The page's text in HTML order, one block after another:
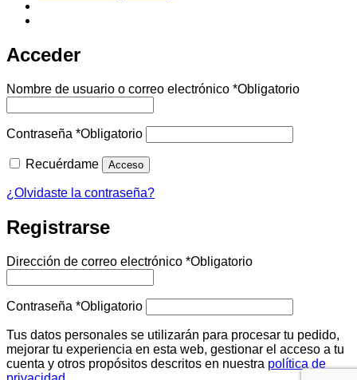
Acceder
Nombre de usuario o correo electrónico *Obligatorio
Contraseña *Obligatorio
Recuérdame Acceso
¿Olvidaste la contraseña?
Registrarse
Dirección de correo electrónico *Obligatorio
Contraseña *Obligatorio
Tus datos personales se utilizarán para procesar tu pedido,
mejorar tu experiencia en esta web, gestionar el acceso a tu
cuenta y otros propósitos descritos en nuestra política de